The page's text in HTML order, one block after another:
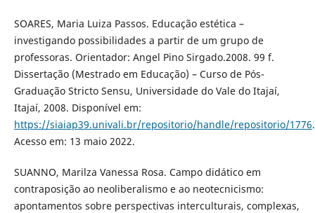
SOARES, Maria Luiza Passos. Educação estética –
investigando possibilidades a partir de um grupo de
professoras. Orientador: Angel Pino Sirgado.2008. 99 f.
Dissertação (Mestrado em Educação) – Curso de Pós-
Graduação Stricto Sensu, Universidade do Vale do Itajaí,
Itajaí, 2008. Disponível em:
https://siaiap39.univali.br/repositorio/handle/repositorio/1776.
Acesso em: 13 maio 2022.
SUANNO, Marilza Vanessa Rosa. Campo didático em
contraposição ao neoliberalismo e ao neotecnicismo:
apontamentos sobre perspectivas interculturais, complexas,